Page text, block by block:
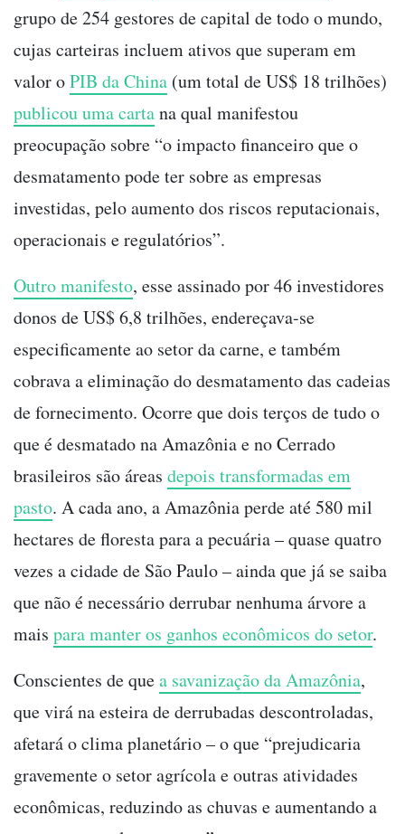
grupo de 254 gestores de capital de todo o mundo,
cujas carteiras incluem ativos que superam em
valor oPIB da China (um total de US$ 18 trilhões)
publicou uma cartana qual manifestou
preocupação sobre “o impacto financeiro que o
desmatamento pode ter sobre as empresas
investidas, pelo aumento dos riscos reputacionais,
operacionais e regulatórios”.
Outro manifesto, esse assinado por 46 investidores
donos de US$ 6,8 trilhões, endereçava-se
especificamente ao setor da carne, e também
cobrava a eliminação do desmatamento das cadeias
de fornecimento. Ocorre que dois terços de tudo o
que é desmatado na Amazônia e no Cerrado
brasileiros são áreas depois transformadas em
pasto. A cada ano, a Amazônia perde até 580 mil
hectares de floresta para a pecuária–quase quatro
vezes a cidade de São Paulo–ainda que já se saiba
que não é necessário derrubar nenhuma árvore a
mais para manter os ganhos econômicos do setor.
Conscientes de quea savanização da Amazônia,
que virá na esteira de derrubadas descontroladas,
afetará o clima planetário–o que “prejudicaria
gravemente o setor agrícola e outras atividades
econômicas, reduzindo as chuvas e aumentando a